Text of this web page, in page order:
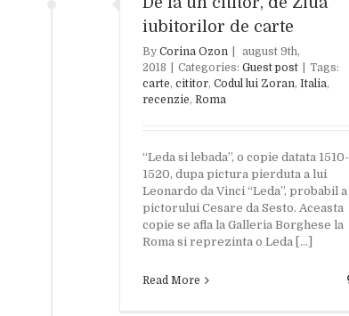
iubitorilor de carte
ByCorina Ozon
august 9th,
2018
Categories:Guest post
Tags:
carte,cititor,Codul lui Zoran,Italia,
recenzie,Roma
“Leda si lebada”, o copie datata 1510-
1520, dupa pictura pierduta a lui
Leonardo da Vinci “Leda”, probabil a
pictorului Cesare da Sesto. Aceasta
copie se afla la Galleria Borghese la
Roma si reprezinta o Leda [...]
Read More